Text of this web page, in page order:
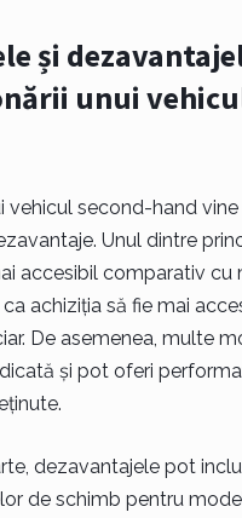
și
unui
vehicul second-hand
Unul dintre
accesibil comparativ cu
achiziția să fie mai
De asemenea, multe
și pot oferi
dezavantajele pot
de schimb pentru